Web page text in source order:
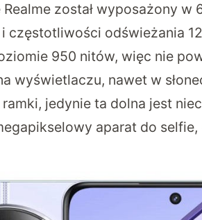
został wyposażony w
częstotliwości odświeżania
950 nitów, więc nie
wyświetlaczu, nawet w
jedynie ta dolna jest
aparat do